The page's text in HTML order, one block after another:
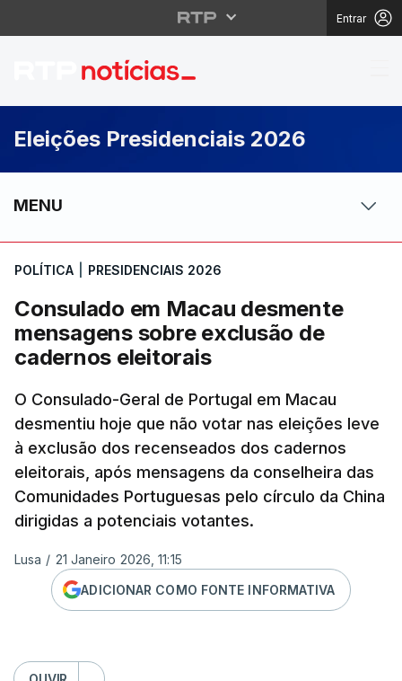
Entrar
Consulado em
Eleições Presidenciais 2026
MENU
POLÍTICA PRESIDENCIAIS 2026
Consulado em Macau desmente
mensagens sobre exclusão de
cadernos eleitorais
O Consulado-Geral de Portugal em Macau
desmentiu hoje que não votar nas eleições leve
à exclusão dos recenseados dos cadernos
eleitorais, após mensagens da conselheira das
Comunidades Portuguesas pelo círculo da China
dirigidas a potenciais votantes.
Lusa / 21 Janeiro 2026, 11:15
ADICIONAR COMO FONTE INFORMATIVA